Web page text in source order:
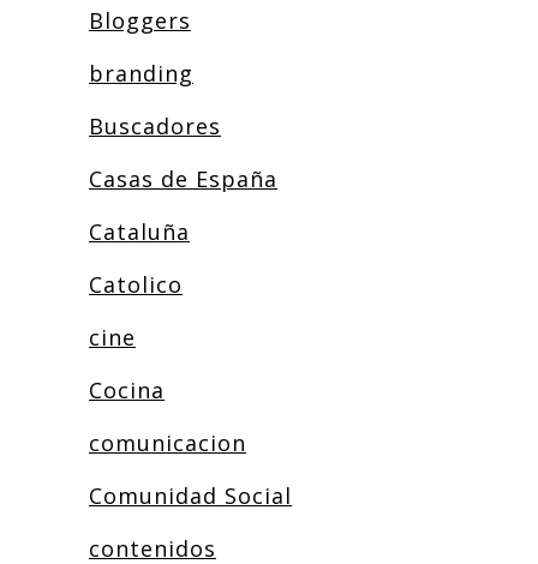
Bloggers
branding
Buscadores
Casas de España
Cataluña
Catolico
cine
Cocina
comunicacion
Comunidad Social
contenidos